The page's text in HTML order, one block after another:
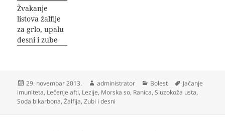
Žvakanje
listova žalfije
za grlo, upalu
desni i zube
Objavljeno
29. novembar 2013. Autor
administrator Kategorije
Bolest Oznake
Jačanje
imuniteta, Lečenje afti, Lezije, Morska so, Ranica,Sluzokoža usta,
Soda bikarbona,Žalfija,Zubi i desni